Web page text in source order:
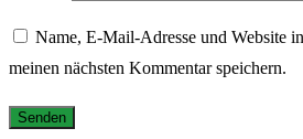
Name, E-Mail-Adresse und Website
meinen nächsten Kommentar speichern.